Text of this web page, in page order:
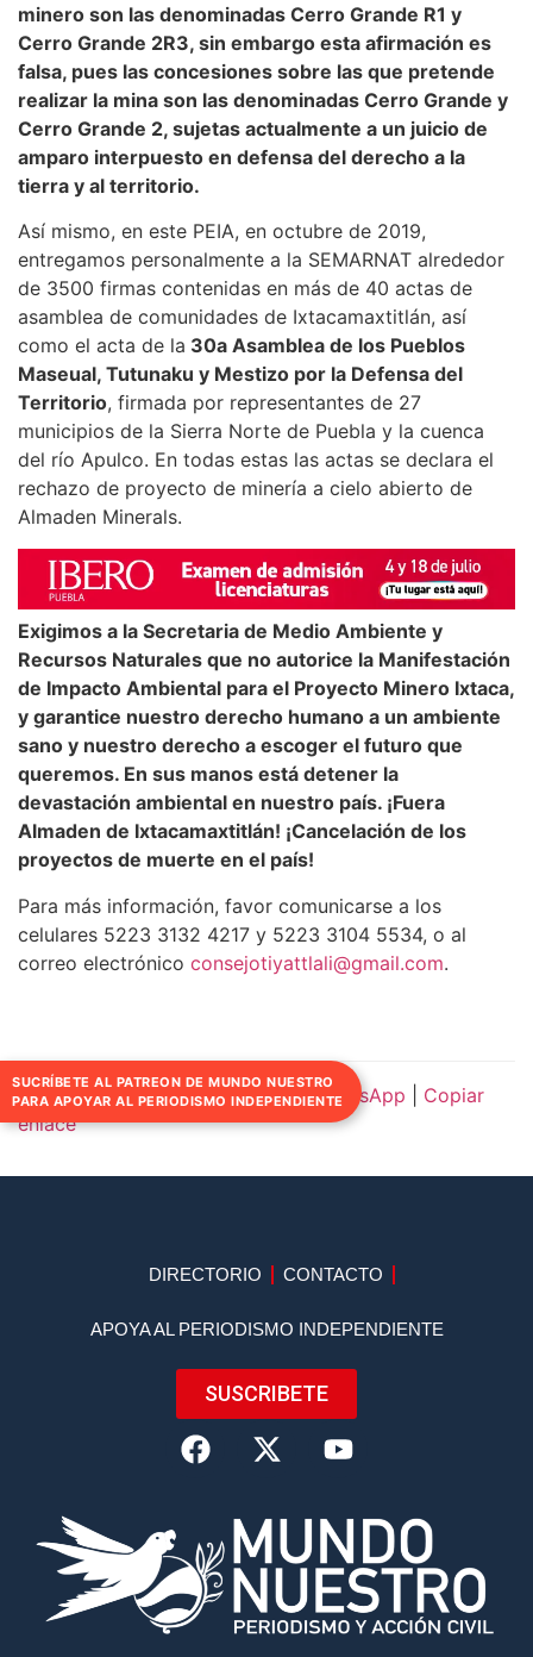
minero son las denominadas Cerro Grande R1 y
Cerro Grande 2R3, sin embargo esta afirmación es
falsa, pues las concesiones sobre las que pretende
realizar la mina son las denominadas Cerro Grande y
Cerro Grande 2, sujetas actualmente a un juicio de
amparo interpuesto en defensa del derecho a la
tierra y al territorio.
Así mismo, en este PEIA, en octubre de 2019,
entregamos personalmente a la SEMARNAT alrededor
de 3500 firmas contenidas en más de 40 actas de
asamblea de comunidades de Ixtacamaxtitlán, así
como el acta de la 30a Asamblea de los Pueblos
Maseual, Tutunaku y Mestizo por la Defensa del
Territorio, firmada por representantes de 27
municipios de la Sierra Norte de Puebla y la cuenca
del río Apulco. En todas estas las actas se declara el
rechazo de proyecto de minería a cielo abierto de
Almaden Minerals.
Exigimos a la Secretaria de Medio Ambiente y
Recursos Naturales que no autorice la Manifestación
de Impacto Ambiental para el Proyecto Minero Ixtaca,
y garantice nuestro derecho humano a un ambiente
sano y nuestro derecho a escoger el futuro que
queremos. En sus manos está detener la
devastación ambiental en nuestro país. ¡Fuera
Almaden de Ixtacamaxtitlán! ¡Cancelación de los
proyectos de muerte en el país!
Para más información, favor comunicarse a los
celulares 5223 3132 4217 y 5223 3104 5534, o al
correo electrónico consejotiyattlali@gmail.com.
Compartir: Facebook|Twitter|WhatsApp
Copiar
enlace
DIRECTORIO CONTACTO
APOYA AL PERIODISMO INDEPENDIENTE
SUSCRIBETE
SUCRÍBETE AL PATREON DE MUNDO NUESTRO
PARA APOYAR AL PERIODISMO INDEPENDIENTE